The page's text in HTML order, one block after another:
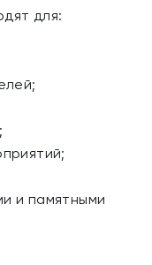
для:
и памятными